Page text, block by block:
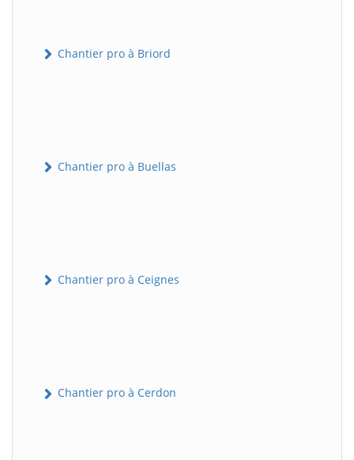
Chantier pro à Briord
Chantier pro à Buellas
Chantier pro à Ceignes
Chantier pro à Cerdon